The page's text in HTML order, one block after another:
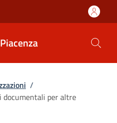
/
documentali per altre